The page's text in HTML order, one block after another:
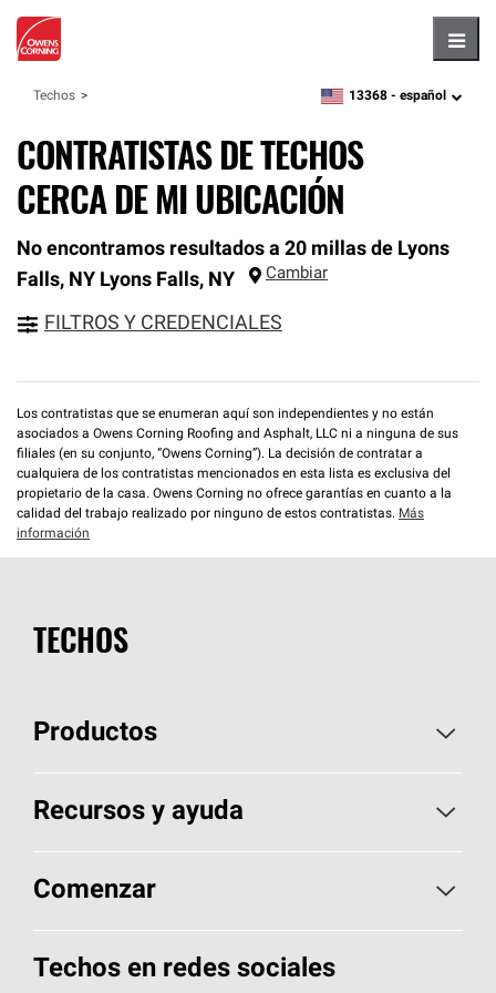
Techos zipcode,language
13368 - español
CONTRATISTAS DE TECHOS
CERCA DE MI UBICACIÓN
No encontramos resultados a 20 millas de Lyons
Falls, NY Lyons Falls, NY Cambiar
FILTROS Y CREDENCIALES
Los contratistas que se enumeran aquí son independientes y no están
asociados a Owens Corning Roofing and Asphalt, LLC ni a ninguna de sus
filiales (en su conjunto, “Owens Corning”). La decisión de contratar a
cualquiera de los contratistas mencionados en esta lista es exclusiva del
propietario de la casa. Owens Corning no ofrece garantías en cuanto a la
calidad del trabajo realizado por ninguno de estos contratistas. Más
información
TECHOS
Productos
Elija sus tejas
Encuentre un contratista
Componentes para techos
Recursos y ayuda
Aspectos básicos sobre techos
Herramientas de diseño y color
Comenzar
Llame al 1-800-GET-PINK®
Techos en redes sociales